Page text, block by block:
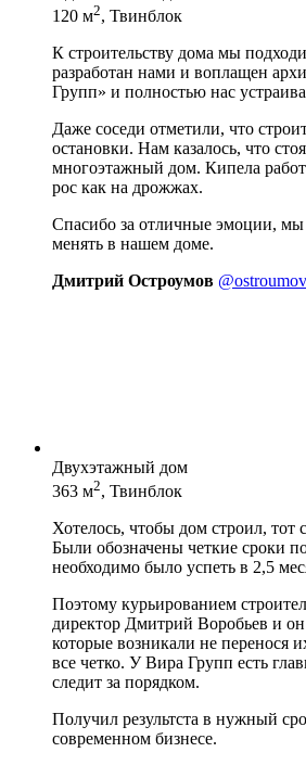
120 м2, Твинблок
К строительству дома мы
разработан нами и воплащен
Групп» и полностью нас
Даже соседи отметили, что
остановки. Нам казалось, что
многоэтажный дом. Кипела
рос как на дрожжах.
Спасибо за отличные эмоции, мы
менять в нашем доме.
Дмитрий Остроумов
Двухэтажный дом
363 м2, Твинблок
Хотелось, чтобы дом строил, тот
Были обозначены четкие сроки
необходимо было успеть в 2,5
Поэтому курьированием
директор Дмитрий Воробьев и он
которые возникали не перенося
все четко. У Вира Групп есть
следит за порядком.
Получил результста в нужный
современном бизнесе.